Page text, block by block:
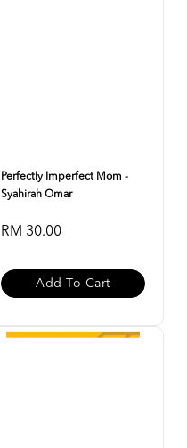
Perfectly Imperfect Mom -
Syahirah Omar
RM 30.00
Add To Cart